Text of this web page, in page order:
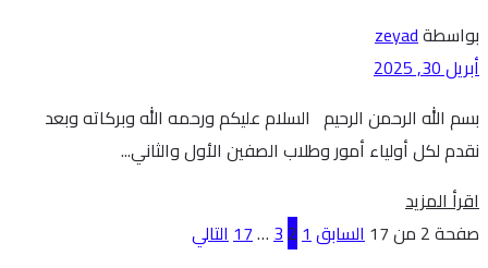
بواسطة zeyad
أبريل 30, 2025
بسم الله الرحمن الرحيم السلام عليكم ورحمه الله وبركاته وبعد
نقدم لكل أولياء أمور وطلاب الصفين الأول والثاني...
اقرأ المزيدDetails
صفحة 2 من 17
السابق 1
2
3
…
17 التالي